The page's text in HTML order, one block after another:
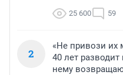
25 600 59
2
«Не привози их
40 лет разводит
нему